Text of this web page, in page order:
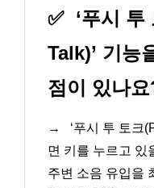
✅ ‘푸시
Talk)’ 기능
점이 있나
→
‘푸시 투 토크
면 키를 누르고 있
주변 소음 유입을